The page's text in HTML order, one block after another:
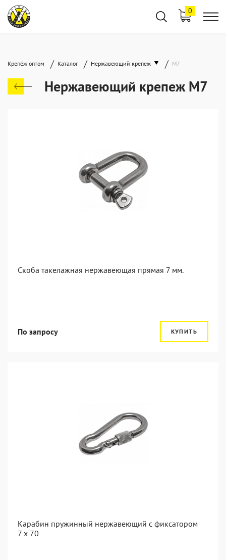
0
Крепёж оптом / Каталог / Нержавеющий крепеж / М7
Нержавеющий крепеж М7
Скоба такелажная нержавеющая прямая 7 мм.
По запросу КУПИТЬ
Карабин пружинный нержавеющий с фиксатором
7 х 70